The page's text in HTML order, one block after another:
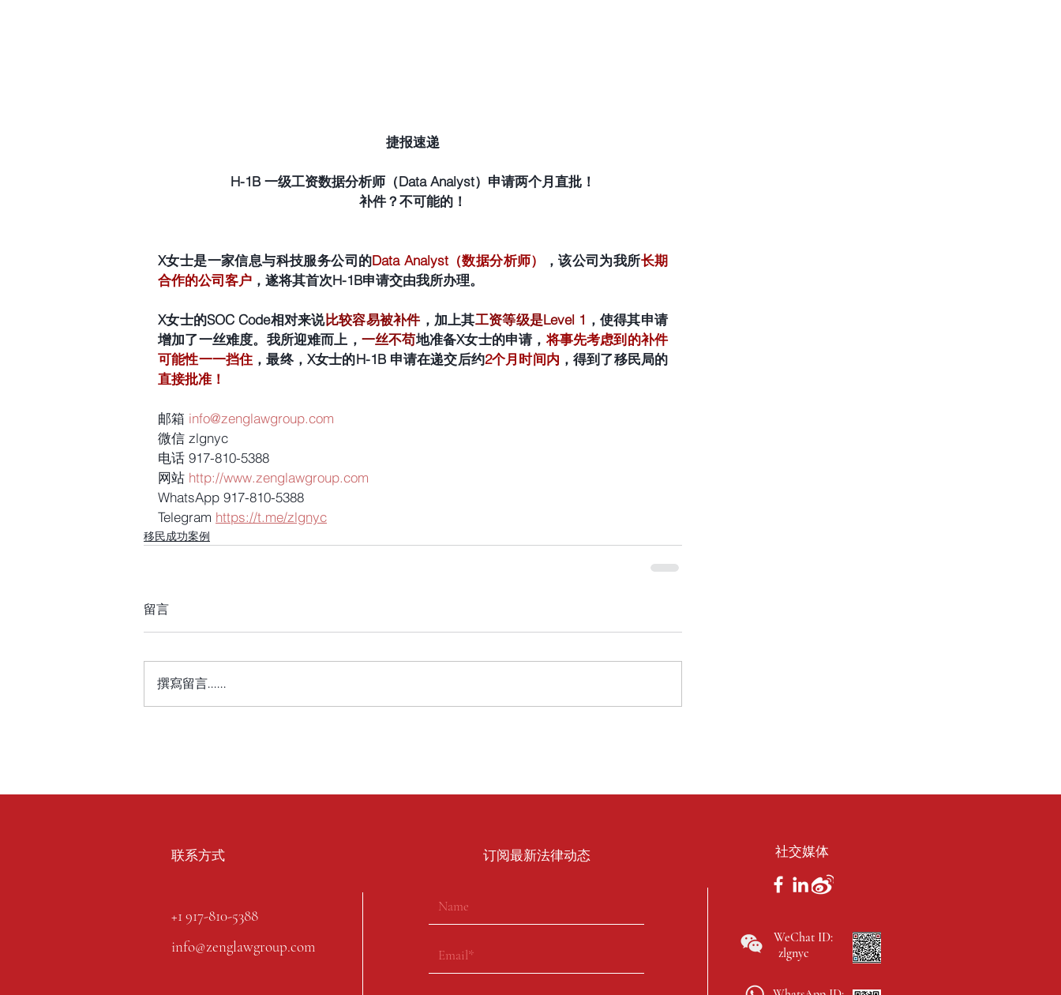
捷报速递
H-1B 一级工资数据分析师（Data Analyst）申请两个月直批！
补件？不可能的！
X女士是一家信息与科技服务公司的Data Analyst（数据分析师） ，该公司为我所长期
合作的公司客户 ，遂将其首次H-1B申请交由我所办理。
X女士的SOC Code相对来说比较容易被补件，加上其工资等级是Level 1 ，使得其申请
增加了一丝难度。我所迎难而上， 一丝不苟地准备X女士的申请，将事先考虑到的补件
可能性一一挡住 ，最终，X女士的H-1B 申请在递交后约2个月时间内 ，得到了移民局的
直接批准！
邮箱 info@zenglawgroup.com
微信 zlgnyc
电话 917-810-5388
网站 http://www.zenglawgroup.com
WhatsApp 917-810-5388
Telegram https://t.me/zlgnyc
移民成功案例
留言
撰寫留言......
联系方式 ​订阅最新法律动态 社交媒体
+1 917-810-5388
info@zenglawgroup.com
WeChat ID:
zlgnyc